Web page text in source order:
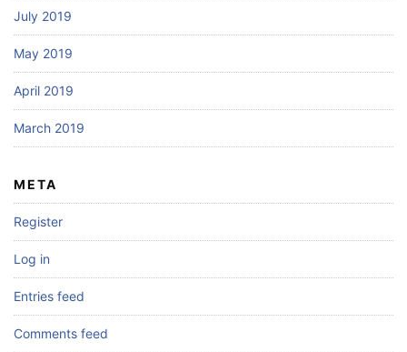
July 2019
May 2019
April 2019
March 2019
META
Register
Log in
Entries feed
Comments feed